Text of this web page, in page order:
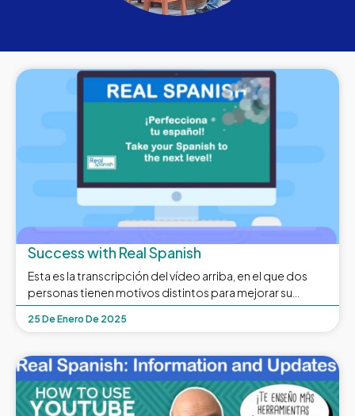
Success with Real Spanish
Esta es la transcripción del vídeo arriba, en el que dos
personas tienen motivos distintos para mejorar su
español. ¿Cuáles son los tuyos? Conoce a Jim, comiendo
con clientes que han llegado en avión desde París. La jefa
así que le pidió que les organizara una comida/un
almuerzo. Bueno, es el gran día; allí ves a Jim, pero lo está
pasando muy mal. Y aquí vemos a Sophie, en una cita a
ciegas con este señor encantador de Colombia. Pero,
25 De Enero De 2025